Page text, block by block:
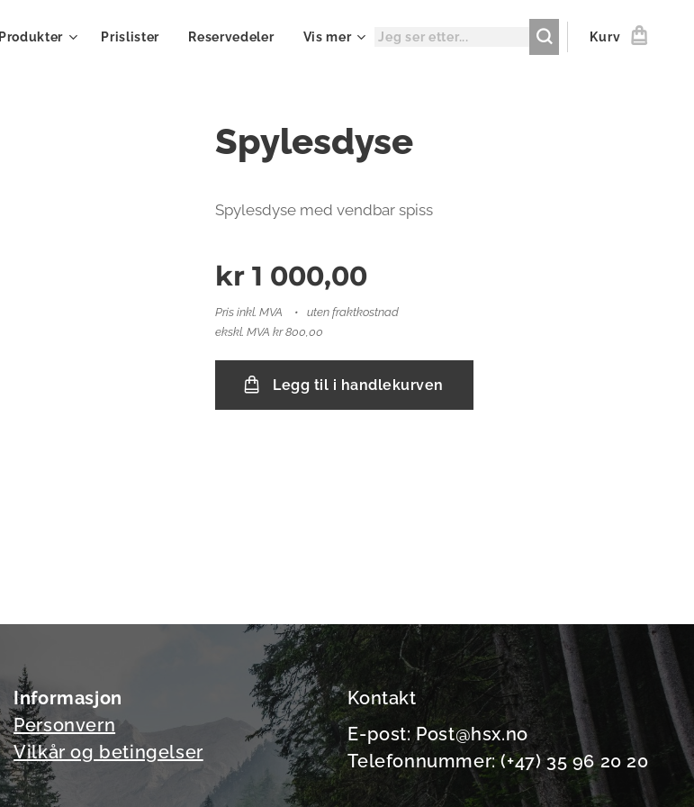
Produkter Prislister Reservedeler Vis mer Kurv
Spylesdyse
Spylesdyse med vendbar spiss
kr 1 000,00
Pris inkl. MVA
uten fraktkostnad
ekskl. MVA kr 800,00
Legg til i handlekurven
Informasjon
Personvern
Vilkår og betingelser
Kontakt
E-post: Post@hsx.no
Telefonnummer: (+47) 35 96 20 20